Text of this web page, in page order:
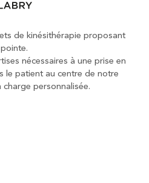
de kinésithérapie proposant
nécessaires à une prise en
le patient au centre de notre
personnalisée.